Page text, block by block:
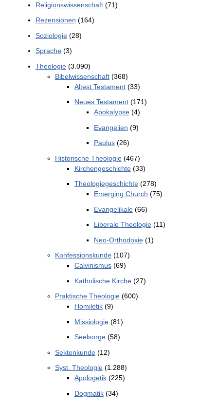
Religionswissenschaft(71)
Rezensionen (164)
Soziologie(28)
Sprache(3)
Theologie(3.090)
Bibelwissenschaft(368)
Altest Testament(33)
Neues Testament(171)
Apokalypse(4)
Evangelien (9)
Paulus(26)
Historische Theologie(467)
Kirchengeschichte(33)
Theologiegeschichte(278)
Emerging Church (75)
Evangelikale(66)
Liberale Theologie(11)
Neo-Orthodoxie(1)
Konfessionskunde(107)
Calvinismus(69)
Katholische Kirche(27)
Praktische Theologie(600)
Homiletik(9)
Missiologie(81)
Seelsorge(58)
Sektenkunde(12)
Syst. Theologie(1.288)
Apologetik(225)
Dogmatik(34)